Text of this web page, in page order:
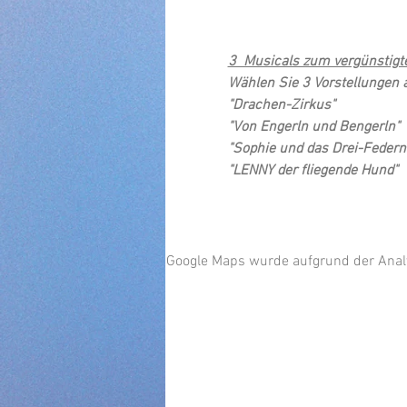
3  Musicals zum
Wählen Sie 3
"Drachen-Zirkus"
"Von Engerln und Bengerln"
"Sophie und das Drei-
"LENNY der fliegende Hund"
Google Maps wurde aufgrund der